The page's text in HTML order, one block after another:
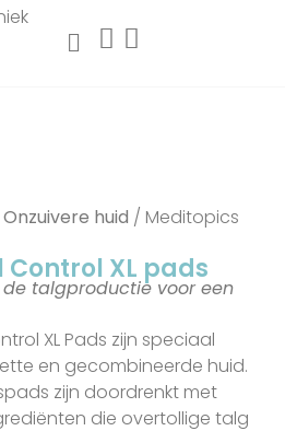
Onzuivere huid / Meditopics
XL pads
talgproductie voor een
XL Pads zijn speciaal
en gecombineerde huid.
zijn doordrenkt met
die overtollige talg